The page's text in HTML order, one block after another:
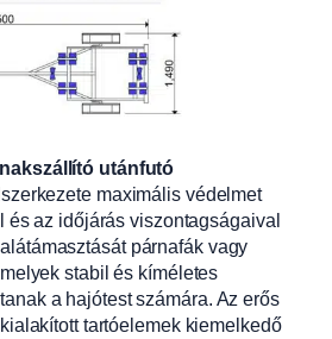
utánfutó
maximális védelmet
és az időjárás viszontagságaival
párnafák vagy
stabil és kíméletes
a hajótest számára. Az erős
tartóelemek kiemelkedő